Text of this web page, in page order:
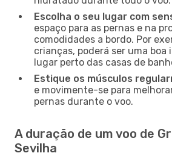
Escolha o seu lugar com
espaço para as pernas e na
comodidades a bordo. Por
crianças, poderá ser uma boa
lugar perto das casas de
Estique os músculos
e movimente-se para
pernas durante o voo.
A duração de um voo de
Sevilha